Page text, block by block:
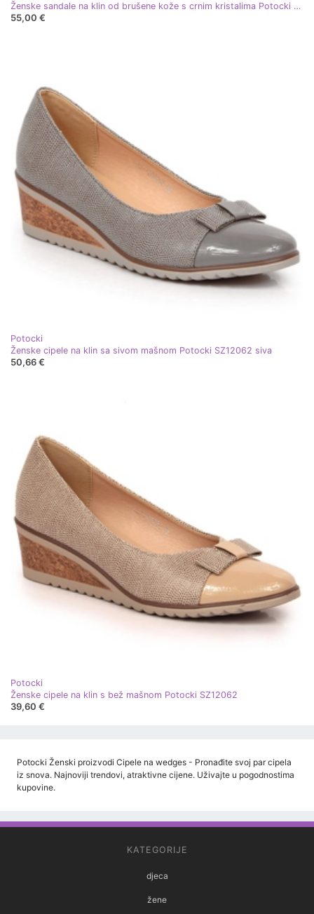
Ženske sandale na klin od brušene kože s crnim kristalima Potocki SZ12055 crna
55,00 €
Potocki
Ženske cipele na klin sa sivom mašnom Potocki SZ12062 siva
50,66 €
Potocki
Ženske cipele na klin s bež mašnom Potocki SZ12062
39,60 €
Potocki Ženski proizvodi Cipele na wedges - Pronađite svoj par cipela
iz snova. Najnoviji trendovi, atraktivne cijene. Uživajte u pogodnostima
kupovine.
KATEGORIJE
djeca
žene